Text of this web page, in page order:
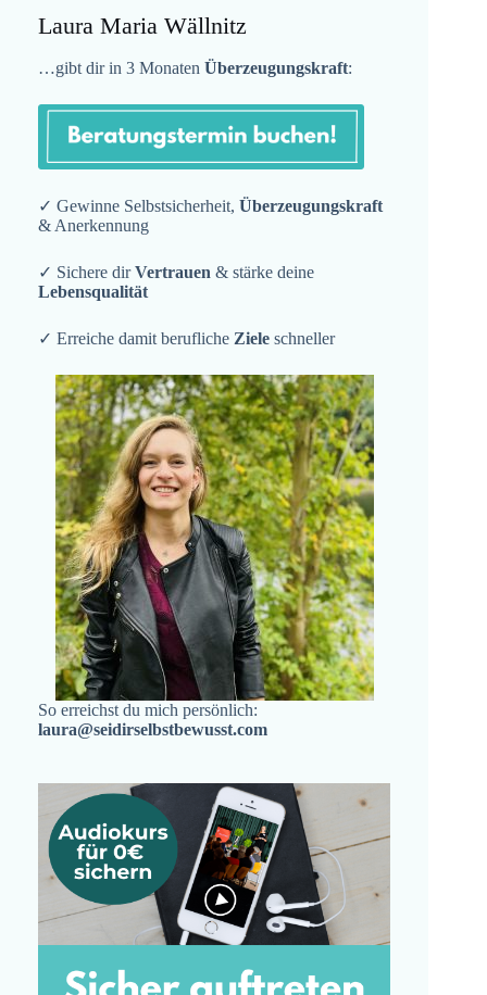
Laura Maria Wällnitz
…gibt dir in 3 Monaten Überzeugungskraft:
✓ Gewinne Selbstsicherheit, Überzeugungskraft
& Anerkennung
✓ Sichere dirVertrauen & stärke deine
Lebensqualität
✓ Erreiche damit berufliche Ziele schneller
So erreichst du mich persönlich:
laura@seidirselbstbewusst.com